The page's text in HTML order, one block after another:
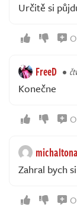
Určitě si
FreeD
Konečne
Zahral bych